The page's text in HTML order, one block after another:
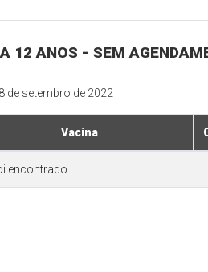
12 ANOS - SEM
de setembro de 2022
Vacina
encontrado.